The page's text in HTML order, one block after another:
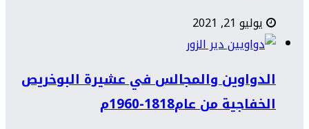
يوليو 21, 2021
الدواوين والمجالس في عشيرة البوخريص
الخفاجية من عام1818-1960م